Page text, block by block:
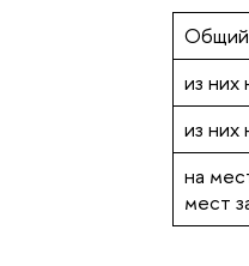
Общий
из
из них
на
мест